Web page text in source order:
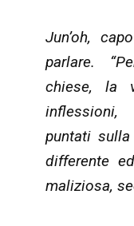
Jun’oh,
parlare.
chiese, la
puntati
differente
maliziosa,